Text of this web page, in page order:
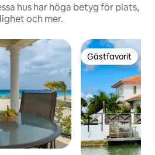
hus har höga betyg för plats,
och mer.
Gästfavorit
Gästfavorit